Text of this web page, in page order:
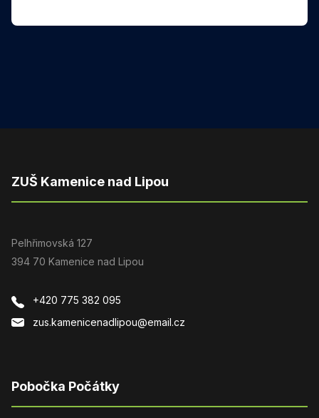
ZUŠ Kamenice nad Lipou
Pelhřimovská 127
394 70 Kamenice nad Lipou
+420 775 382 095
zus.kamenicenadlipou@email.cz
Pobočka Počátky